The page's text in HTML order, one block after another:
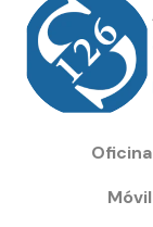
Oficina
Móvil